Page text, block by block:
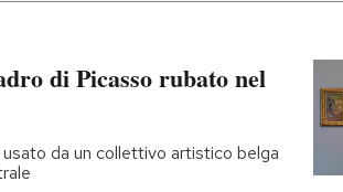
di Picasso rubato nel
da un collettivo artistico belga